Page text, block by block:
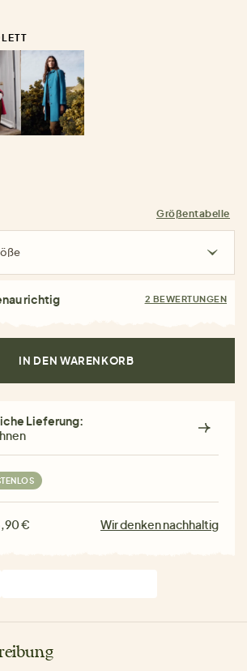
Größentabelle
richtig 2 BEWERTUNGEN
IN DEN WARENKORB
Lieferung:
€ Wir denken nachhaltig